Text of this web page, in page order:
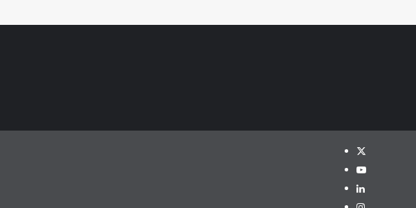
Twitter
YouTube
LinkedIn
Instagram